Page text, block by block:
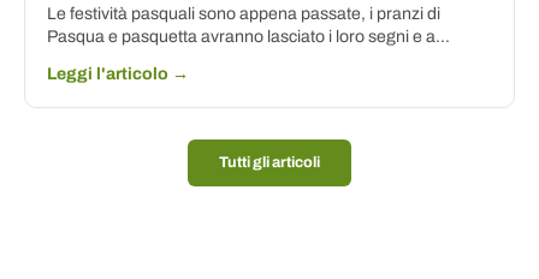
Le festività pasquali sono appena passate, i pranzi di
Pasqua e pasquetta avranno lasciato i loro segni e a...
Leggi l'articolo →
Tutti gli articoli